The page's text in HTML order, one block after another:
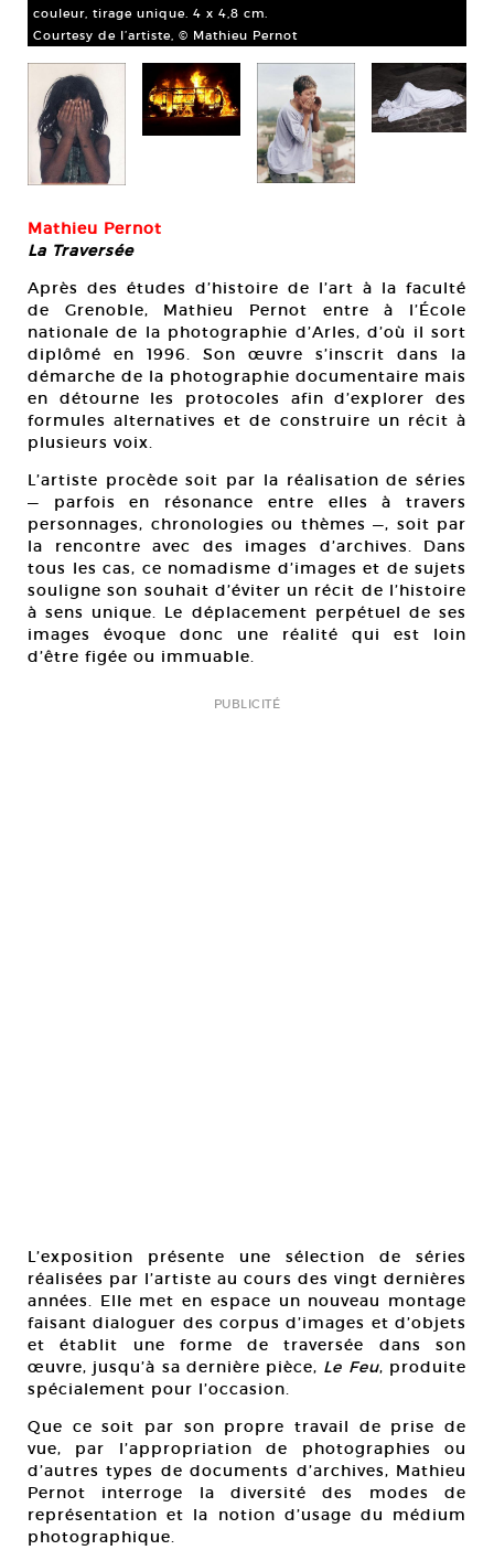
couleur, tirage unique. 4 x 4,8 cm.
Courtesy de l’artiste, © Mathieu Pernot
Mathieu Pernot
La Traversée
Après des études d’histoire de l’art à la faculté
de Grenoble, Mathieu Pernot entre à l’École
nationale de la photographie d’Arles, d’où il sort
diplômé en 1996. Son œuvre s’inscrit dans la
démarche de la photographie documentaire mais
en détourne les protocoles afin d’explorer des
formules alternatives et de construire un récit à
plusieurs voix.
L’artiste procède soit par la réalisation de séries
— parfois en résonance entre elles à travers
personnages, chronologies ou thèmes —, soit par
la rencontre avec des images d’archives. Dans
tous les cas, ce nomadisme d’images et de sujets
souligne son souhait d’éviter un récit de l’histoire
à sens unique. Le déplacement perpétuel de ses
images évoque donc une réalité qui est loin
d’être figée ou immuable.
PUBLICITÉ
L’exposition présente une sélection de séries
réalisées par l’artiste au cours des vingt dernières
années. Elle met en espace un nouveau montage
faisant dialoguer des corpus d’images et d’objets
et établit une forme de traversée dans son
œuvre, jusqu’à sa dernière pièce, Le Feu, produite
spécialement pour l’occasion.
Que ce soit par son propre travail de prise de
vue, par l’appropriation de photographies ou
d’autres types de documents d’archives, Mathieu
Pernot interroge la diversité des modes de
représentation et la notion d’usage du médium
photographique.